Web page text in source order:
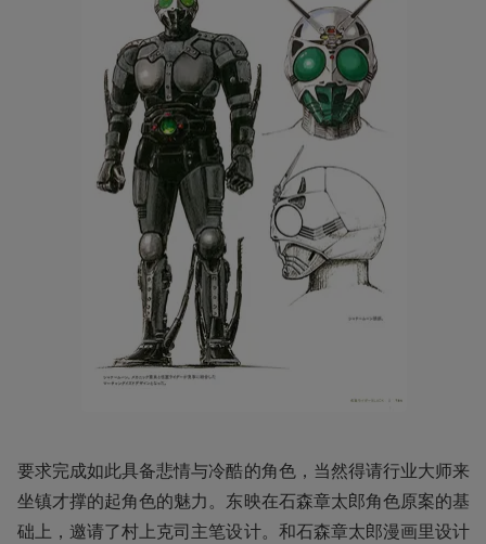
要求完成如此具备悲情与冷酷的角色，当然得请行业大师来
坐镇才撑的起角色的魅力。东映在石森章太郎角色原案的基
础上，邀请了村上克司主笔设计。和石森章太郎漫画里设计